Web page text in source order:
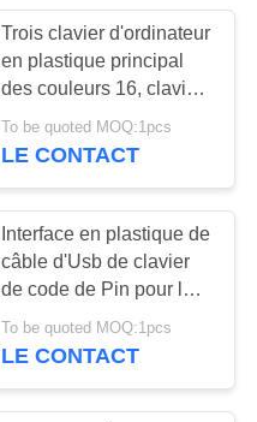
Trois clavier d'ordinateur
en plastique principal
des couleurs 16, clavier
numérique de nombre
de cabine de téléphone
To be quoted MOQ:1pcs
LE CONTACT
Interface en plastique de
câble d'Usb de clavier
de code de Pin pour le
système électronique de
paiement
To be quoted MOQ:1pcs
LE CONTACT